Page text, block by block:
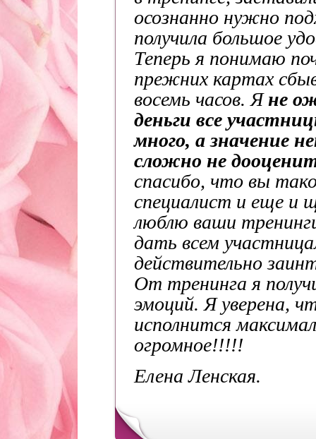
осознанно нужно
получила большое
Теперь я понимаю
прежних картах
восемь часов. Яне
деньги все
много, а значение
сложно не
спасибо, что вы
специалист и еще и
люблю ваши
дать всем
действительно
От тренинга я
эмоций. Я уверена,
исполнится
огромное!!!!!
Елена Ленская.